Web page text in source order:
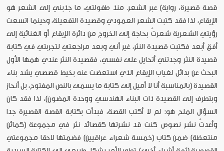
قصة قصيرة، رواية) عبر الشعر. منذ طفولتي، ما جذبني إلى الشعر هو
الإيقاع، لذا فقد كتبت الشعر العمودي وقصيدة التفعيلة، وحينما اتسعت
رؤيتي الشعرية شعرتُ بحاجة إلى الخروج من دائرة الإيقاع أو الغنائية إلى
أفق أبعد فكتبت قصيدة النثر، غير أني وبعد مراجعتي لتجربتي في كتابة
قصيدة النثر وجدتني أتحايل على نفسي، فقصيدة النثر عندي همها الأول
البحث عن بدائل لغياب الإيقاع الذي استعضت عنه بخيط قصصي يشد بناء
القصيدة (بالمناسبة أنا لا أميل إلى كتابة ما يسمى بالنص المفتوح، بل أنحاز
وبتطرف إلى القصيدة ذات البناء الهندسي ووحدة المضون)، لذا فقد كان
السؤال الملح هو: لم لا أكتب القصة، فبدأت بكتابة القصة القصيرة جدا
وأعدتُ نشر نصوص كنت قد نشرتها كقصائد نثر في مجموعة (كمائن
منتعظة) ضمن كتاب (خمسة شعراء عراقيين) فضمتها لاحقا مجموعتي